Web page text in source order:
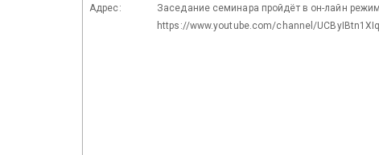
Адрес:
Заседание семинара пройдёт в он-лайн
https://www.youtube.com/channel/